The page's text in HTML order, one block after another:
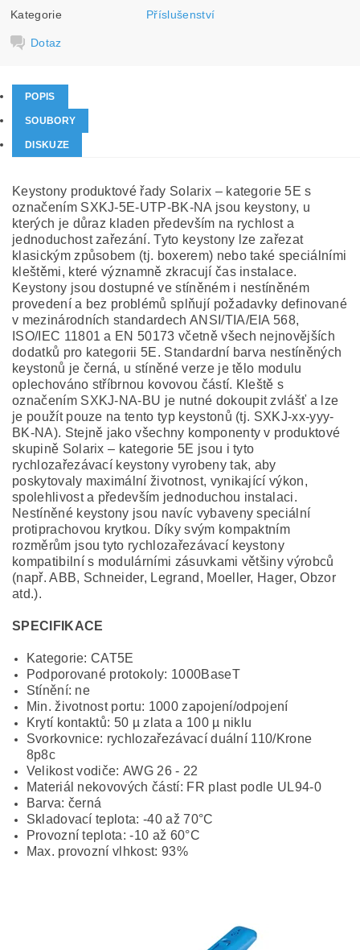
Kategorie Příslušenství
Dotaz
POPIS
SOUBORY
DISKUZE
Keystony produktové řady Solarix – kategorie 5E s
označením SXKJ-5E-UTP-BK-NA jsou keystony, u
kterých je důraz kladen především na rychlost a
jednoduchost zařezání. Tyto keystony lze zařezat
klasickým způsobem (tj. boxerem) nebo také speciálními
kleštěmi, které významně zkracují čas instalace.
Keystony jsou dostupné ve stíněném i nestíněném
provedení a bez problémů splňují požadavky definované
v mezinárodních standardech ANSI/TIA/EIA 568,
ISO/IEC 11801 a EN 50173 včetně všech nejnovějších
dodatků pro kategorii 5E. Standardní barva nestíněných
keystonů je černá, u stíněné verze je tělo modulu
oplechováno stříbrnou kovovou částí. Kleště s
označením SXKJ-NA-BU je nutné dokoupit zvlášť a lze
je použít pouze na tento typ keystonů (tj. SXKJ-xx-yyy-
BK-NA). Stejně jako všechny komponenty v produktové
skupině Solarix – kategorie 5E jsou i tyto
rychlozařezávací keystony vyrobeny tak, aby
poskytovaly maximální životnost, vynikající výkon,
spolehlivost a především jednoduchou instalaci.
Nestíněné keystony jsou navíc vybaveny speciální
protiprachovou krytkou. Díky svým kompaktním
rozměrům jsou tyto rychlozařezávací keystony
kompatibilní s modulárními zásuvkami většiny výrobců
(např. ABB, Schneider, Legrand, Moeller, Hager, Obzor
atd.).
SPECIFIKACE
Kategorie:CAT5E
Podporované protokoly: 1000BaseT
Stínění: ne
Min. životnost portu: 1000 zapojení/odpojení
Krytí kontaktů: 50 µ zlata a 100 µ niklu
Svorkovnice: rychlozařezávací duální 110/Krone
8p8c
Velikost vodiče:AWG 26 - 22
Materiál nekovových částí: FR plast podle UL94-0
Barva: černá
Skladovací teplota: -40 až 70°C
Provozní teplota:-10 až 60°C
Max. provozní vlhkost: 93%